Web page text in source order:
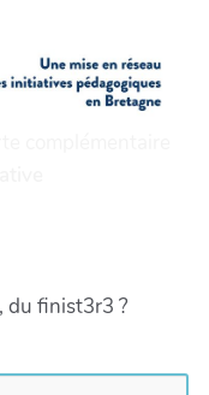
du finist3r3 ?